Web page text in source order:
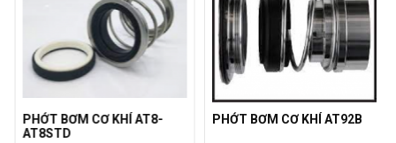
PHỚT BƠM CƠ KHÍ AT8-
AT8STD
PHỚT BƠM CƠ KHÍ AT92B